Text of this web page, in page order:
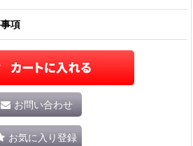
項
お問い合わせ
お気に入り登録